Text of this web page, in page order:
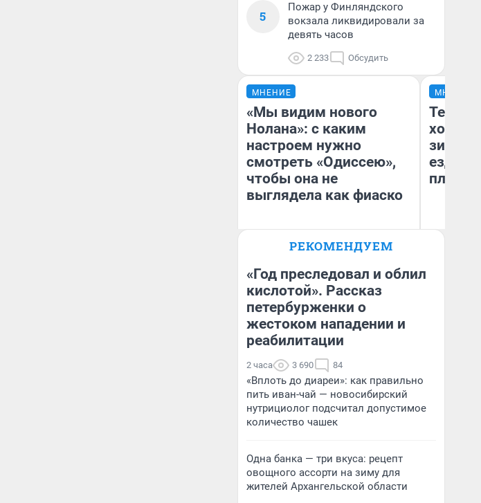
5
Пожар у Финляндского
вокзала ликвидировали за
девять часов
2 233 Обсудить
МНЕНИЕ
«Мы видим нового
Нолана»: с каким
настроем нужно
смотреть «Одиссею»,
чтобы она не
выглядела как фиаско
Надежда Губарь
МНЕНИЕ
Тепло
зимой.
ездит
плюсы
РЕКОМЕНДУЕМ
«Год преследовал и облил
кислотой». Рассказ
петербурженки о
жестоком нападении и
реабилитации
2 часа 3 690 84
«Вплоть до диареи»: как правильно
пить иван-чай — новосибирский
нутрициолог подсчитал допустимое
количество чашек
Одна банка — три вкуса: рецепт
овощного ассорти на зиму для
жителей Архангельской области